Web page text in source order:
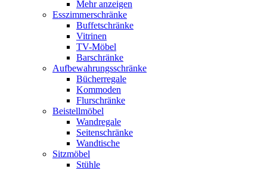
Mehr anzeigen
Esszimmerschränke
Buffetschränke
Vitrinen
TV-Möbel
Barschränke
Aufbewahrungsschränke
Bücherregale
Kommoden
Flurschränke
Beistellmöbel
Wandregale
Seitenschränke
Wandtische
Sitzmöbel
Stühle